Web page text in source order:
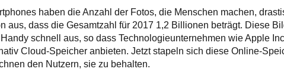
haben die Anzahl der Fotos, die Menschen machen,
aus, dass die Gesamtzahl für 2017 1,2 Billionen beträgt. Diese
schnell aus, so dass Technologieunternehmen wie Apple
Cloud-Speicher anbieten. Jetzt stapeln sich diese Online-
den Nutzern, sie zu behalten.